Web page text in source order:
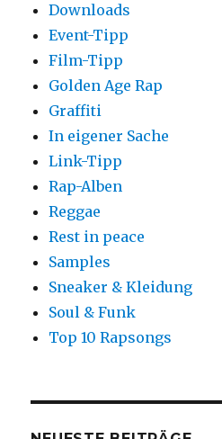
Downloads
Event-Tipp
Film-Tipp
Golden Age Rap
Graffiti
In eigener Sache
Link-Tipp
Rap-Alben
Reggae
Rest in peace
Samples
Sneaker & Kleidung
Soul & Funk
Top 10 Rapsongs